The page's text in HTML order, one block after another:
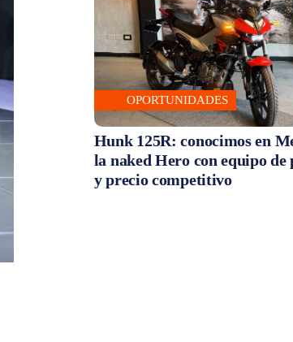
OPORTUNIDADES
Hunk 125R: conocimos en
la naked Hero con equipo
y precio competitivo